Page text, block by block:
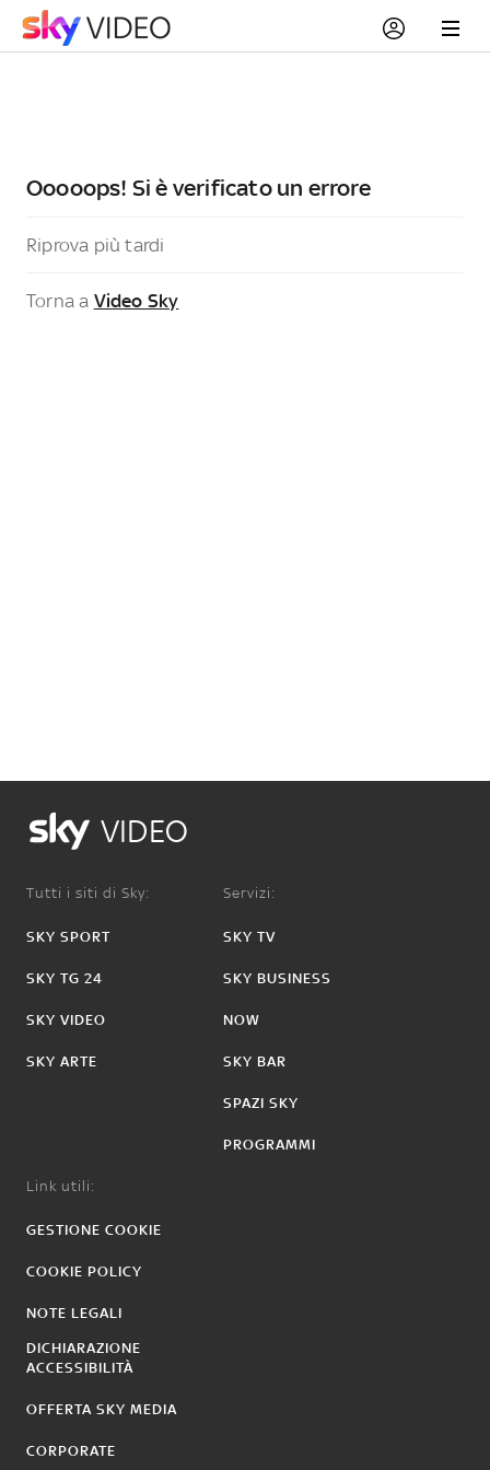
Ooooops! Si è verificato un errore
Riprova più tardi
Torna a Video Sky
VIDEO
Tutti i siti di Sky:
SKY SPORT
SKY TG 24
SKY VIDEO
SKY ARTE
Servizi:
SKY TV
SKY BUSINESS
NOW
SKY BAR
SPAZI SKY
PROGRAMMI
Link utili:
GESTIONE COOKIE
COOKIE POLICY
NOTE LEGALI
DICHIARAZIONE
ACCESSIBILITÀ
OFFERTA SKY MEDIA
CORPORATE